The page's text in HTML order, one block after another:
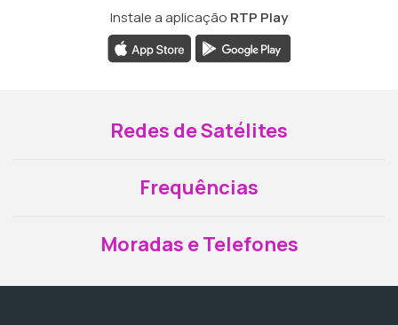
Instale a aplicação RTP Play
Redes de Satélites
Frequências
Moradas e Telefones